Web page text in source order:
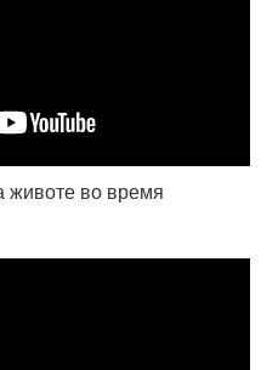
животе во время